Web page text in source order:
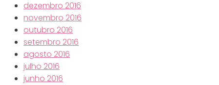
dezembro 2016
novembro 2016
outubro 2016
setembro 2016
agosto 2016
julho 2016
junho 2016